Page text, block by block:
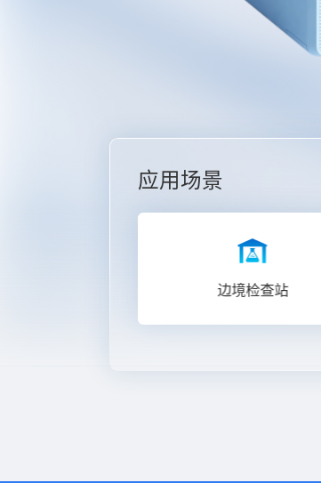
我们能帮您找到
应用场景
边境检查站